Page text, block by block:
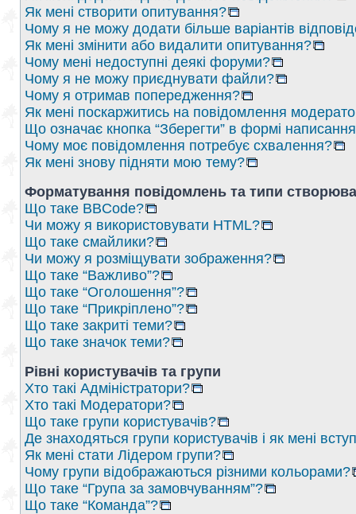
Як мені створити опитування?
Чому я не можу додати більше варіантів
Як мені змінити або видалити опитування?
Чому мені недоступні деякі форуми?
Чому я не можу приєднувати файли?
Чому я отримав попередження?
Як мені поскаржитись на повідомлення
Що означає кнопка “Зберегти” в формі
Чому моє повідомлення потребує схвалення?
Як мені знову підняти мою тему?
Форматування повідомлень та типи
Що таке BBCode?
Чи можу я використовувати HTML?
Що таке смайлики?
Чи можу я розміщувати зображення?
Що таке “Важливо”?
Що таке “Оголошення”?
Що таке “Прикріплено”?
Що таке закриті теми?
Що таке значок теми?
Рівні користувачів та групи
Хто такі Адміністратори?
Хто такі Модератори?
Що таке групи користувачів?
Де знаходяться групи користувачів і як мені
Як мені стати Лідером групи?
Чому групи відображаються різними кольорами?
Що таке “Група за замовчуванням”?
Що таке “Команда”?